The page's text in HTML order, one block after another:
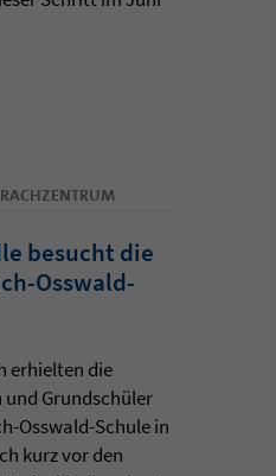
besucht die
Osswald-
erhielten die
Grundschüler
Osswald-Schule in
kurz vor den